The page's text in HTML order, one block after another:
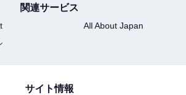
関連サービス
All About Japan
サイト情報